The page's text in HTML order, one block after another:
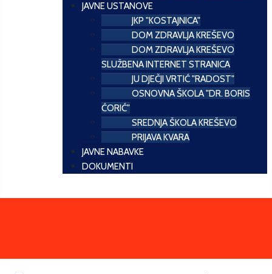
JAVNE USTANOVE
JKP "KOSTAJNICA"
DOM ZDRAVLJA KREŠEVO
DOM ZDRAVLJA KREŠEVO
SLUŽBENA INTERNET STRANICA
JU DJEČJI VRTIĆ "RADOST"
OSNOVNA ŠKOLA "DR. BORIS
ĆORIĆ"
SREDNJA ŠKOLA KREŠEVO
PRIJAVA KVARA
JAVNE NABAVKE
DOKUMENTI